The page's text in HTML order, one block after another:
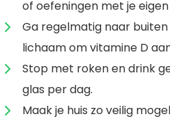
of oefeningen met je
Ga regelmatig naar
lichaam om vitamine D
Stop met roken en drink
glas per dag.
Maak je huis zo veilig